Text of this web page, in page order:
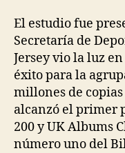
El estudio fue
Secretaría de
Jersey vio la luz
éxito para la
millones de
alcanzó el primer
200 y UK Albums
número uno del